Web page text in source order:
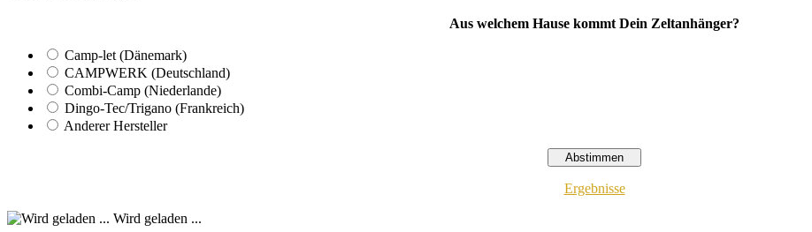
Aus welchem Hause kommt Dein Zeltanhänger?
Camp-let (Dänemark)
CAMPWERK (Deutschland)
Combi-Camp (Niederlande)
Dingo-Tec/Trigano (Frankreich)
Anderer Hersteller
Ergebnisse
Wird geladen ...